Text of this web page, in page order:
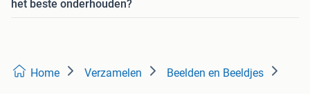
het beste onderhouden?
Home Verzamelen Beelden en Beeldjes